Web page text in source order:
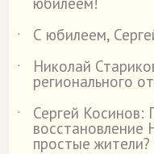
˙
С юбилеем,
˙
Николай
регионального
˙
Сергей Косинов:
восстановление
простые жители?